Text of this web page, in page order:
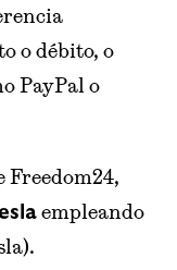
o débito, o
PayPal o
empleando